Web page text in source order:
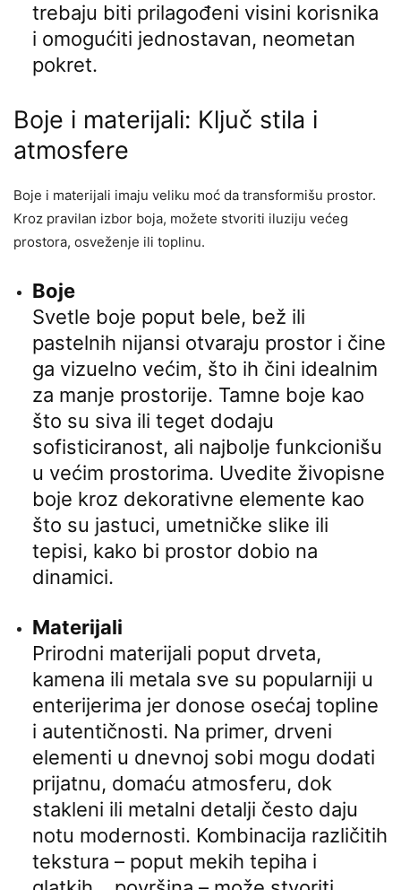
trebaju biti prilagođeni visini korisnika
i omogućiti jednostavan, neometan
pokret.
Boje i materijali: Ključ stila i
atmosfere
Boje i materijali imaju veliku moć da transformišu prostor.
Kroz pravilan izbor boja, možete stvoriti iluziju većeg
prostora, osveženje ili toplinu.
Boje
Svetle boje poput bele, bež ili
pastelnih nijansi otvaraju prostor i čine
ga vizuelno većim, što ih čini idealnim
za manje prostorije. Tamne boje kao
što su siva ili teget dodaju
sofisticiranost, ali najbolje funkcionišu
u većim prostorima. Uvedite živopisne
boje kroz dekorativne elemente kao
što su jastuci, umetničke slike ili
tepisi, kako bi prostor dobio na
dinamici.
Materijali
Prirodni materijali poput drveta,
kamena ili metala sve su popularniji u
enterijerima jer donose osećaj topline
i autentičnosti. Na primer, drveni
elementi u dnevnoj sobi mogu dodati
prijatnu, domaću atmosferu, dok
stakleni ili metalni detalji često daju
notu modernosti. Kombinacija različitih
tekstura – poput mekih tepiha i